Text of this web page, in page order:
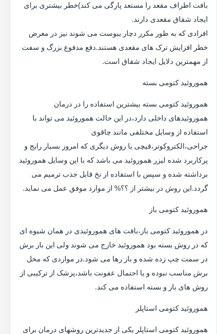
بافت اطراف مقعد را مستعد پارگی می کند)خطر بیشتری برای
ایجاد شقاق مقعدی دارند.
افرادی که به طور مکرر دچار یبوست می شوند نیز در معرض
خطر افزایش ترک های مقعدی هستند.دفع مدفوع بزرگ و سفت
از مهمترین دلایل ایجاد شقاق است.
هموروئید کتومی بسته
هموروئید کتومی بسته بیشترین استفاده را در درمان
هموروئیدهای داخلی دارد،در این حالت هموروئید می تواند با
استفاده از وسایل مختلفی مانند چاقوی
جراحی،الکتروکوتر،قیچی یا روش دیگری که امروز بسیار رایج و
پرکاربرد شده لیزر هموروئید می باشد که با این وسایل هموروئید
برداشته شده و سپس با استفاده از نخ قابل جذب ترمیم می
گردد.این روش در بیشتر از ؟؟% از موارد موفق عمل می نماید.
هموروئید کتومی باز
در هموروئید کتومی باز،بافت های هموروئیدی در همان شیوه ای
که در روش بسته بود هموروئید خارج می شوند ولی این بار برش
در سمت چپ زده شده و باز رها می شود.در مواردی که محل
برش مناسب نبوده و یا احتمال عفونت باشد،پزشک از ترکیبی از
روش های باز و بسته استفاده می کند.
هموروئید کتومی استاپلر
هموروئید کتومی استاپلر یکی از جدیدترین روشهای درمان برای